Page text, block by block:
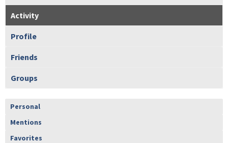
Activity
Profile
Friends
Groups
Personal
Mentions
Favorites